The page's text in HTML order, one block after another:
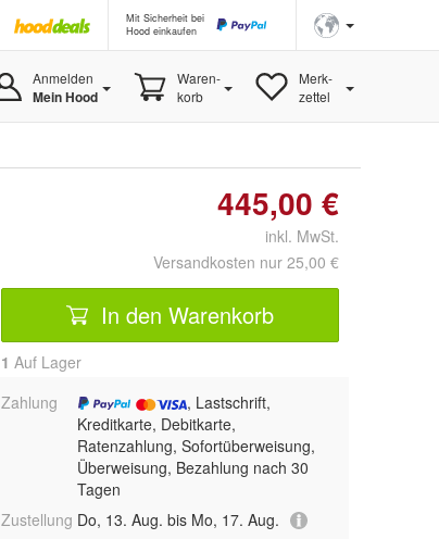
Mit Sicherheit bei
Hood einkaufen
Anmelden
Mein Hood
Waren-
korb
Merk-
zettel
445,00 €
inkl. MwSt.
Versandkosten nur 25,00 €
In den Warenkorb
1 Auf Lager
Zahlung
, Lastschrift,
Kreditkarte, Debitkarte,
Ratenzahlung, Sofortüberweisung,
Überweisung, Bezahlung nach 30
Tagen
Zustellung Do, 13. Aug. bis Mo, 17. Aug.